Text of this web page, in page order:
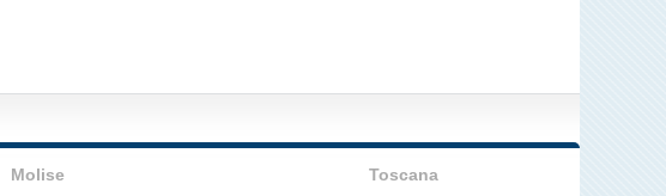
Molise
Toscana